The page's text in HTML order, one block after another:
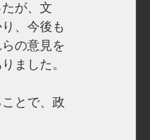
が、文
、今後も
の意見を
ました。
とで、政